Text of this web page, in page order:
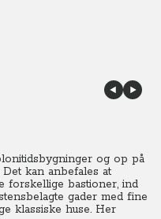
og op på
kan anbefales at
forskellige bastioner, ind
gader med fine
klassiske huse. Her